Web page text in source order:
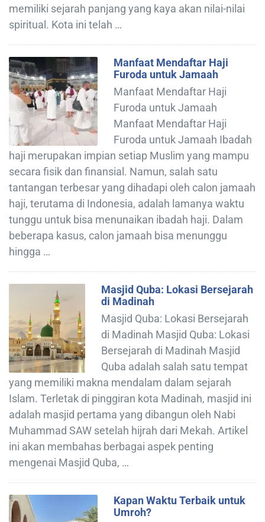
memiliki sejarah panjang yang kaya akan nilai-nilai
spiritual. Kota ini telah …
Manfaat Mendaftar Haji
Furoda untuk Jamaah
Manfaat Mendaftar Haji
Furoda untuk Jamaah
Manfaat Mendaftar Haji
Furoda untuk Jamaah Ibadah
haji merupakan impian setiap Muslim yang mampu
secara fisik dan finansial. Namun, salah satu
tantangan terbesar yang dihadapi oleh calon jamaah
haji, terutama di Indonesia, adalah lamanya waktu
tunggu untuk bisa menunaikan ibadah haji. Dalam
beberapa kasus, calon jamaah bisa menunggu
hingga …
Masjid Quba: Lokasi Bersejarah
di Madinah
Masjid Quba: Lokasi Bersejarah
di Madinah Masjid Quba: Lokasi
Bersejarah di Madinah Masjid
Quba adalah salah satu tempat
yang memiliki makna mendalam dalam sejarah
Islam. Terletak di pinggiran kota Madinah, masjid ini
adalah masjid pertama yang dibangun oleh Nabi
Muhammad SAW setelah hijrah dari Mekah. Artikel
ini akan membahas berbagai aspek penting
mengenai Masjid Quba, …
Kapan Waktu Terbaik untuk
Umroh?